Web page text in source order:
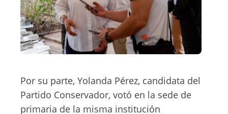
Por su parte, Yolanda Pérez, candidata del
Partido Conservador, votó en la sede de
primaria de la misma institución